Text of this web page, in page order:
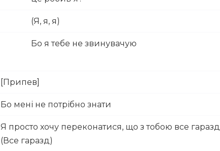
(Я, я, я)
Бо я тебе не звинувачую
[Припев]
Бо мені не потрібно знати
Я просто хочу переконатися, що з тобою все гаразд
(Все гаразд)